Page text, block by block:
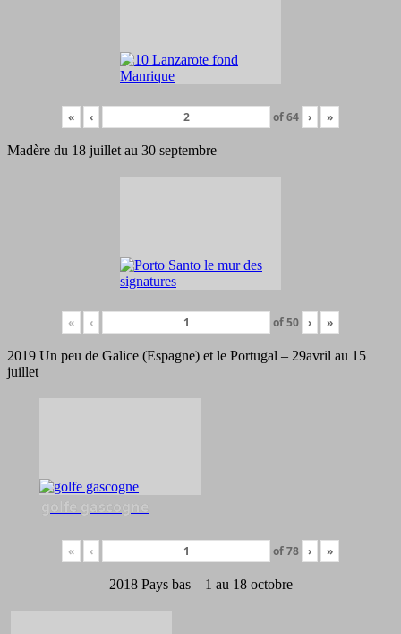
« ‹ of64 › »
Madère du 18 juillet au 30 septembre
« ‹ of50 › »
2019 Un peu de Galice (Espagne) et le Portugal – 29avril au 15
juillet
golfe gascogne
« ‹ of78 › »
2018 Pays bas – 1 au 18 octobre